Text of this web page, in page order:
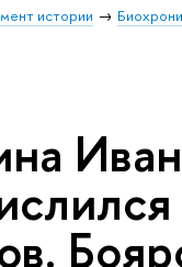
истории